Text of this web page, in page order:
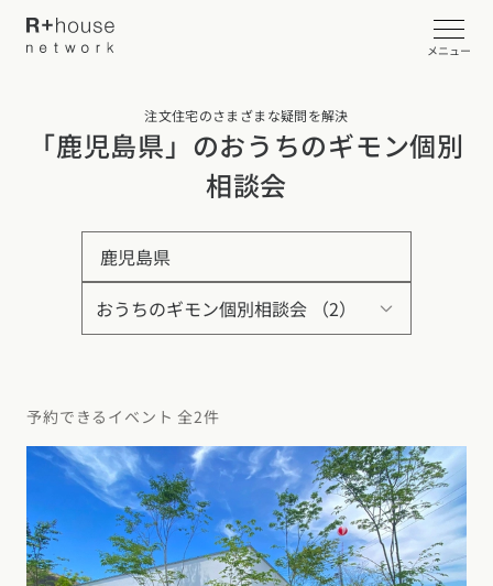
メニュー
イベント・見学会を探す
カタログ請求する
近くの工務店に相談する
性能
デザイン
家づくりの流れ
全国の工務店を探す
北海道・東北エリア
北海道青森県岩手県 宮城県 秋田県山形県福島県
関東エリア
東京都神奈川県埼玉県千葉県茨城県栃木県群馬県
施工事例
施工事例一覧
平屋
【特集】平屋の注文住宅
動画で学ぶ注文住宅
注文住宅のさまざまな疑問を解決
「鹿児島県」のおうちのギモン個別
相談会
鹿児島県
予約できるイベント 全2件